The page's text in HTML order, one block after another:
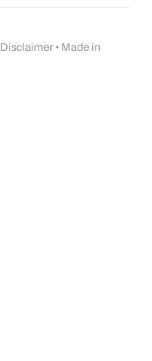
Disclaimer• Made in